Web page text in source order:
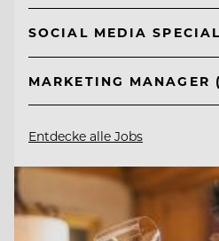
SOCIAL MEDIA
MARKETING MANAGER
Entdecke alle Jobs